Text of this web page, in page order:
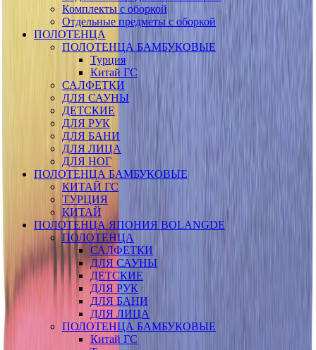
Комплекты с оборкой
Отдельные предметы с оборкой
ПОЛОТЕНЦА
ПОЛОТЕНЦА БАМБУКОВЫЕ
Турция
Китай ГС
САЛФЕТКИ
ДЛЯ САУНЫ
ДЕТСКИЕ
ДЛЯ РУК
ДЛЯ БАНИ
ДЛЯ ЛИЦА
ДЛЯ НОГ
ПОЛОТЕНЦА БАМБУКОВЫЕ
КИТАЙ ГС
ТУРЦИЯ
КИТАЙ
ПОЛОТЕНЦА ЯПОНИЯ BOLANGDE
ПОЛОТЕНЦА
САЛФЕТКИ
ДЛЯ САУНЫ
ДЕТСКИЕ
ДЛЯ РУК
ДЛЯ БАНИ
ДЛЯ ЛИЦА
ПОЛОТЕНЦА БАМБУКОВЫЕ
Китай ГС